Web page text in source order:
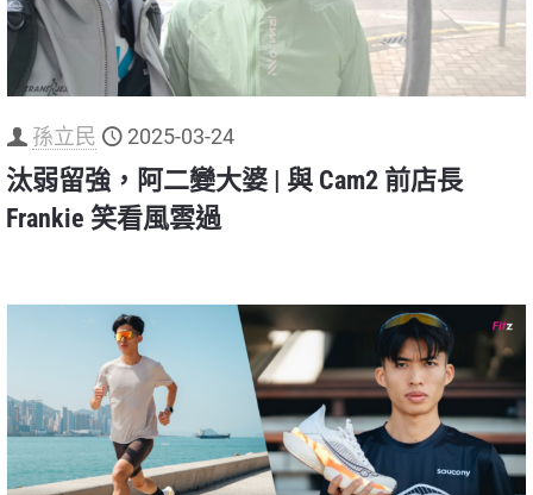
孫立民 2025-03-24
汰弱留強，阿二變大婆 | 與 Cam2 前店長
Frankie 笑看風雲過